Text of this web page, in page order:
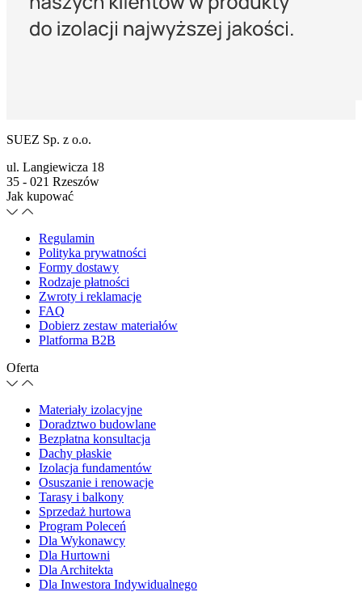
SUEZ Sp. z o.o.
ul. Langiewicza 18
35 - 021 Rzeszów
Jak kupować
Regulamin
Polityka prywatności
Formy dostawy
Rodzaje płatności
Zwroty i reklamacje
FAQ
Dobierz zestaw materiałów
Platforma B2B
Oferta
Materiały izolacyjne
Doradztwo budowlane
Bezpłatna konsultacja
Dachy płaskie
Izolacja fundamentów
Osuszanie i renowacje
Tarasy i balkony
Sprzedaż hurtowa
Program Poleceń
Dla Wykonawcy
Dla Hurtowni
Dla Architekta
Dla Inwestora Indywidualnego